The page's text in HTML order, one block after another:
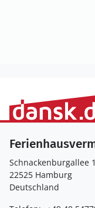
Schnackenburgallee
22525 Hamburg
Deutschland